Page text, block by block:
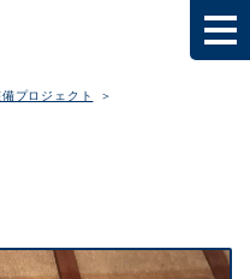
プロジェクト